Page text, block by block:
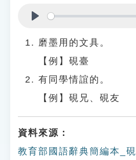
磨墨用的文具。
【例】硯臺
有同學情誼的。
【例】硯兄、硯友
資料來源：
教育部國語辭典簡編本_硯